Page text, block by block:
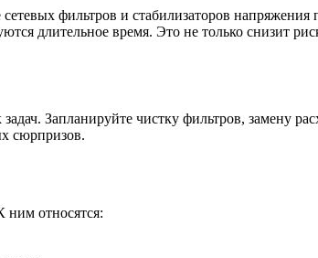
фильтров и стабилизаторов напряжения
длительное время. Это не только снизит
Запланируйте чистку фильтров, замену
сюрпризов.
относятся: